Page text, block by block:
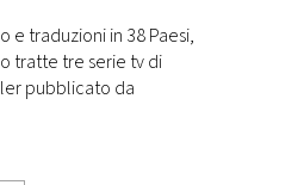
traduzioni in 38 Paesi,
tratte tre serie tv di
pubblicato da